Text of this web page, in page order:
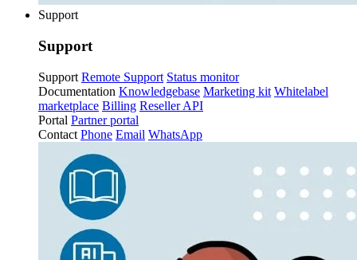
Support
Support
Support Remote Support Status monitor
Documentation Knowledgebase Marketing kit Whitelabel
marketplace Billing Reseller API
Portal Partner portal
Contact Phone Email WhatsApp